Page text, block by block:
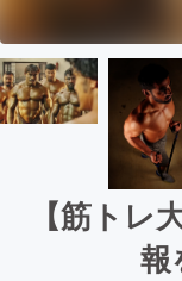
【筋トレ
報